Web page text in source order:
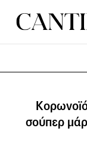
σούπερ